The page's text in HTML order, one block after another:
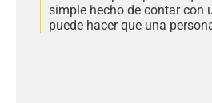
simple hecho de contar con
puede hacer que una